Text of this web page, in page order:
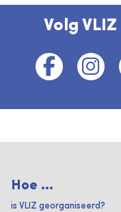
Volg
Hoe ...
is VLIZ georganiseerd?